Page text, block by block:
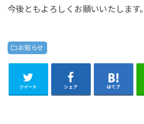
今後ともよろしくお願いいたします。
お知らせ
ツイート シェア はてブ